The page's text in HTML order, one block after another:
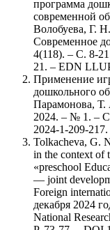
программа
современной
Волобуева, Г.
Современное
4(118). – С. 8-
21. – EDN
Применение
дошкольного
Парамонова,
2024. – № 1. –
2024-1-209-
Tolkacheva, G.
in the context of
«preschool
— joint
Foreign
декабря 2024
National